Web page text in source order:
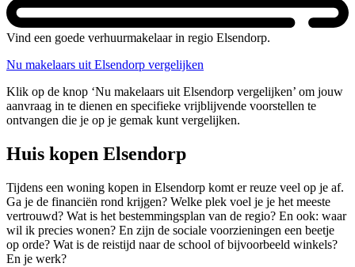
Vind een goede verhuurmakelaar in regio Elsendorp.
Nu makelaars uit Elsendorp vergelijken
Klik op de knop ‘Nu makelaars uit Elsendorp vergelijken’ om jouw
aanvraag in te dienen en specifieke vrijblijvende voorstellen te
ontvangen die je op je gemak kunt vergelijken.
Huis kopen Elsendorp
Tijdens een woning kopen in Elsendorp komt er reuze veel op je af.
Ga je de financiën rond krijgen? Welke plek voel je je het meeste
vertrouwd? Wat is het bestemmingsplan van de regio? En ook: waar
wil ik precies wonen? En zijn de sociale voorzieningen een beetje
op orde? Wat is de reistijd naar de school of bijvoorbeeld winkels?
En je werk?